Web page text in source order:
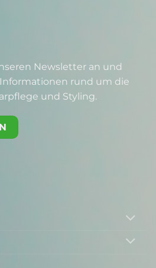
Newsletter an und
rund um die
und Styling.